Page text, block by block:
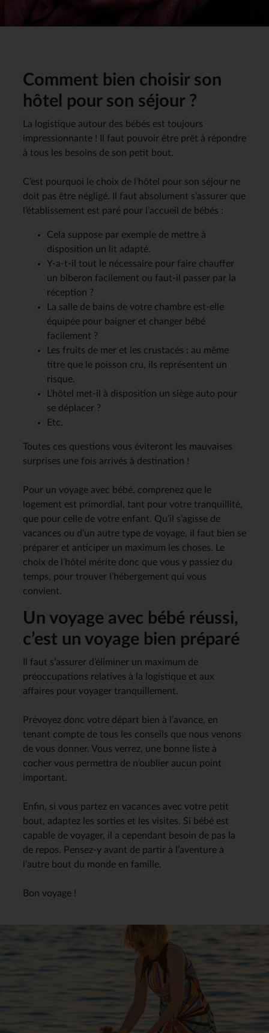
Comment bien choisir son
hôtel pour son séjour ?
La logistique autour des bébés est toujours
impressionnante ! Il faut pouvoir être prêt à répondre
à tous les besoins de son petit bout.
C’est pourquoi le choix de l’hôtel pour son séjour ne
doit pas être négligé. Il faut absolument s’assurer que
l’établissement est paré pour l’accueil de bébés :
Cela suppose par exemple de mettre à
disposition un lit adapté.
Y-a-t-il tout le nécessaire pour faire chauffer
un biberon facilement ou faut-il passer par la
réception ?
La salle de bains de votre chambre est-elle
équipée pour baigner et changer bébé
facilement ?
Les fruits de mer et les crustacés : au même
titre que le poisson cru, ils représentent un
risque.
L’hôtel met-il à disposition un siège auto pour
se déplacer ?
Etc.
Toutes ces questions vous éviteront les mauvaises
surprises une fois arrivés à destination !
Pour un voyage avec bébé, comprenez que le
logement est primordial, tant pour votre tranquillité,
que pour celle de votre enfant. Qu’il s’agisse de
vacances ou d’un autre type de voyage, il faut bien se
préparer et anticiper un maximum les choses. Le
choix de l’hôtel mérite donc que vous y passiez du
temps, pour trouver l’hébergement qui vous
convient.
Un voyage avec bébé réussi,
c’est un voyage bien préparé
Il faut s’assurer d’éliminer un maximum de
préoccupations relatives à la logistique et aux
affaires pour voyager tranquillement.
Prévoyez donc votre départ bien à l’avance, en
tenant compte de tous les conseils que nous venons
de vous donner. Vous verrez, une bonne liste à
cocher vous permettra de n’oublier aucun point
important.
Enfin, si vous partez en vacances avec votre petit
bout, adaptez les sorties et les visites. Si bébé est
capable de voyager, il a cependant besoin de pas la
de repos. Pensez-y avant de partir à l’aventure à
l’autre bout du monde en famille.
Bon voyage !